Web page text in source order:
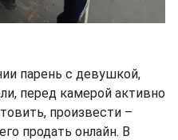
парень с девушкой,
перед камерой активно
произвести –
продать онлайн. В